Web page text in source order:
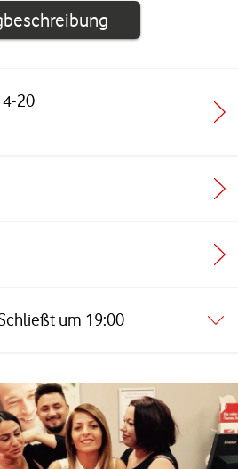
Link öffnet in
20
Tab
um 19:00